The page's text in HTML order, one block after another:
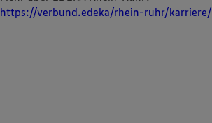
https://verbund.edeka/rhein-ruhr/karriere/